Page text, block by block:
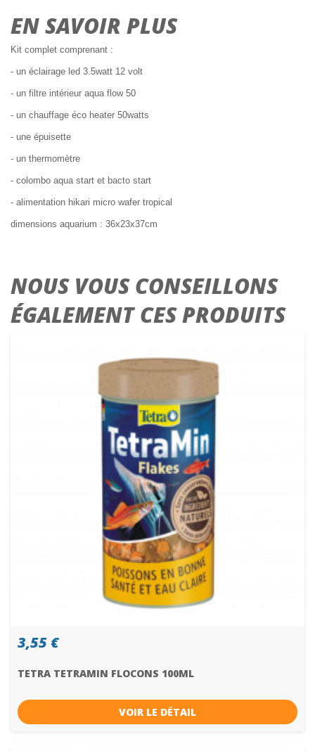
EN SAVOIR PLUS
Kit complet comprenant :
- un éclairage led 3.5watt 12 volt
- un filtre intérieur aqua flow 50
- un chauffage éco heater 50watts
- une épuisette
- un thermomètre
- colombo aqua start et bacto start
- alimentation hikari micro wafer tropical
dimensions aquarium : 36x23x37cm
NOUS VOUS CONSEILLONS
ÉGALEMENT CES PRODUITS
3,55 €
TETRA TETRAMIN FLOCONS 100ML
VOIR LE DÉTAIL